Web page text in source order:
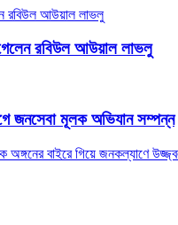
রবিউল আউয়াল লাভলু
জনসেবা মূলক অভিযান সম্পন্ন
অঙ্গনের বাইরে গিয়ে জনকল্যাণে